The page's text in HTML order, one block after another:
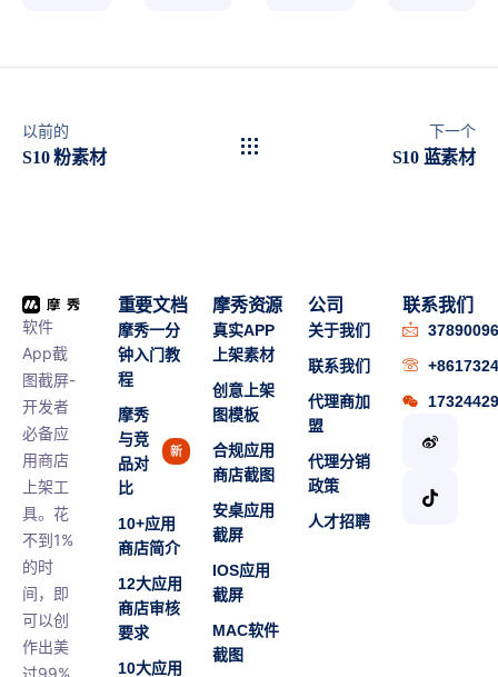
以前的
S10 粉素材
下一个
S10 蓝素材
软件
App截
图截屏-
开发者
必备应
用商店
上架工
具。花
不到1%
的时
间，即
可以创
作出美
过99%
重要文档
摩秀一分
钟入门教
程
摩秀
与竞
品对
比
新
10+应用
商店简介
12大应用
商店审核
要求
10大应用
摩秀资源
真实APP
上架素材
创意上架
图模板
合规应用
商店截图
安桌应用
截屏
IOS应用
截屏
MAC软件
截图
公司
关于我们
联系我们
代理商加
盟
代理分销
政策
人才招聘
联系我们